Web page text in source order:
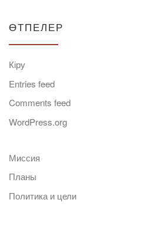
ӨТПЕЛЕР
Кіру
Entries feed
Comments feed
WordPress.org
Миссия
Планы
Политика и цели